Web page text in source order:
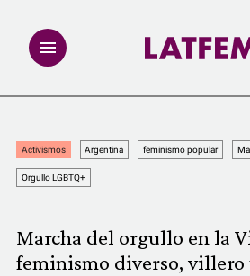
INVESTIGACIONES
REDACCIÓN ABIERTA
Activismos Argentina feminismo popular
Orgullo LGBTQ+
Marcha del orgullo en la
feminismo diverso, villero